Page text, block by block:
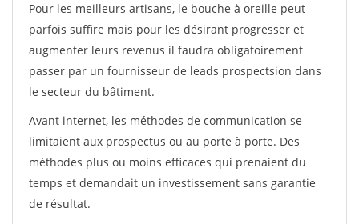
Pour les meilleurs artisans, le bouche à oreille peut
parfois suffire mais pour les désirant progresser et
augmenter leurs revenus il faudra obligatoirement
passer par un fournisseur de leads prospectsion dans
le secteur du bâtiment.
Avant internet, les méthodes de communication se
limitaient aux prospectus ou au porte à porte. Des
méthodes plus ou moins efficaces qui prenaient du
temps et demandait un investissement sans garantie
de résultat.